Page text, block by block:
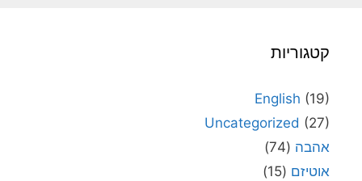
קטגוריות
English (19)
Uncategorized (27)
אהבה (74)
אוטיזם (15)